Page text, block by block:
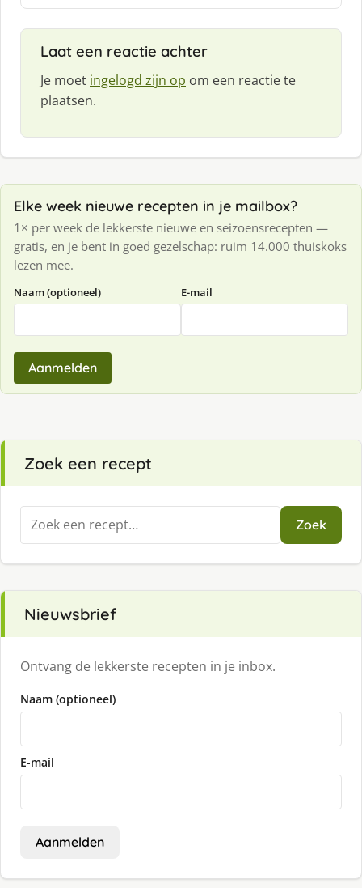
Laat een reactie achter
Je moet ingelogd zijn op om een reactie te
plaatsen.
Elke week nieuwe recepten in je mailbox?
1× per week de lekkerste nieuwe en seizoensrecepten —
gratis, en je bent in goed gezelschap: ruim 14.000 thuiskoks
lezen mee.
Naam (optioneel) E-mail
Aanmelden
Zoek een recept
Zoeken
naar:
Zoek
Nieuwsbrief
Ontvang de lekkerste recepten in je inbox.
Naam (optioneel)
E-mail
Aanmelden